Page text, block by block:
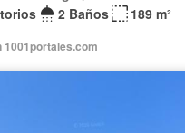
2 Baños 189 m²
1001portales.com